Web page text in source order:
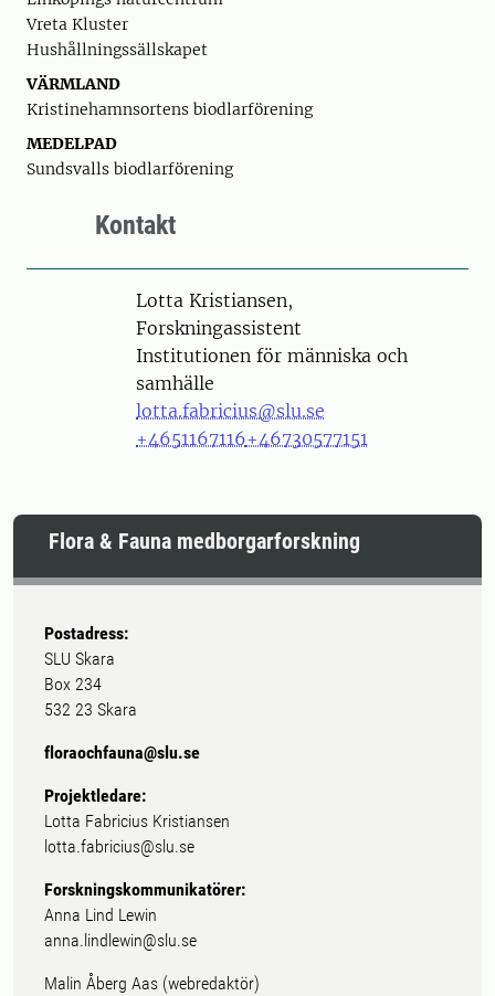
Vreta Kluster
Hushållningssällskapet
VÄRMLAND
Kristinehamnsortens biodlarförening
MEDELPAD
Sundsvalls biodlarförening
Kontakt
PersonLotta Kristiansen,
Forskningassistent
Institutionen för människa och
samhälle
lotta.fabricius@slu.se
+4651167116+46730577151
Flora & Fauna medborgarforskning
Postadress:
SLU Skara
Box 234
532 23 Skara
floraochfauna@slu.se
Projektledare:
Lotta Fabricius Kristiansen
lotta.fabricius@slu.se
Forskningskommunikatörer:
Anna Lind Lewin
anna.lindlewin@slu.se
Malin Åberg Aas (webredaktör)